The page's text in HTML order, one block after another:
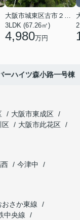
大阪市城東区古市２丁目
3LDK (67.26㎡)
4,980万円
ーハイツ森小路一号棟
大阪市東成区
区
大阪市此花区
今津中
おさか東線
中央線